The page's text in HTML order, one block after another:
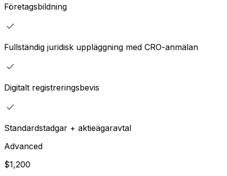
Företagsbildning
Fullständig juridisk uppläggning med CRO-anmälan
Digitalt registreringsbevis
Standardstadgar + aktieägaravtal
Advanced
$1,200